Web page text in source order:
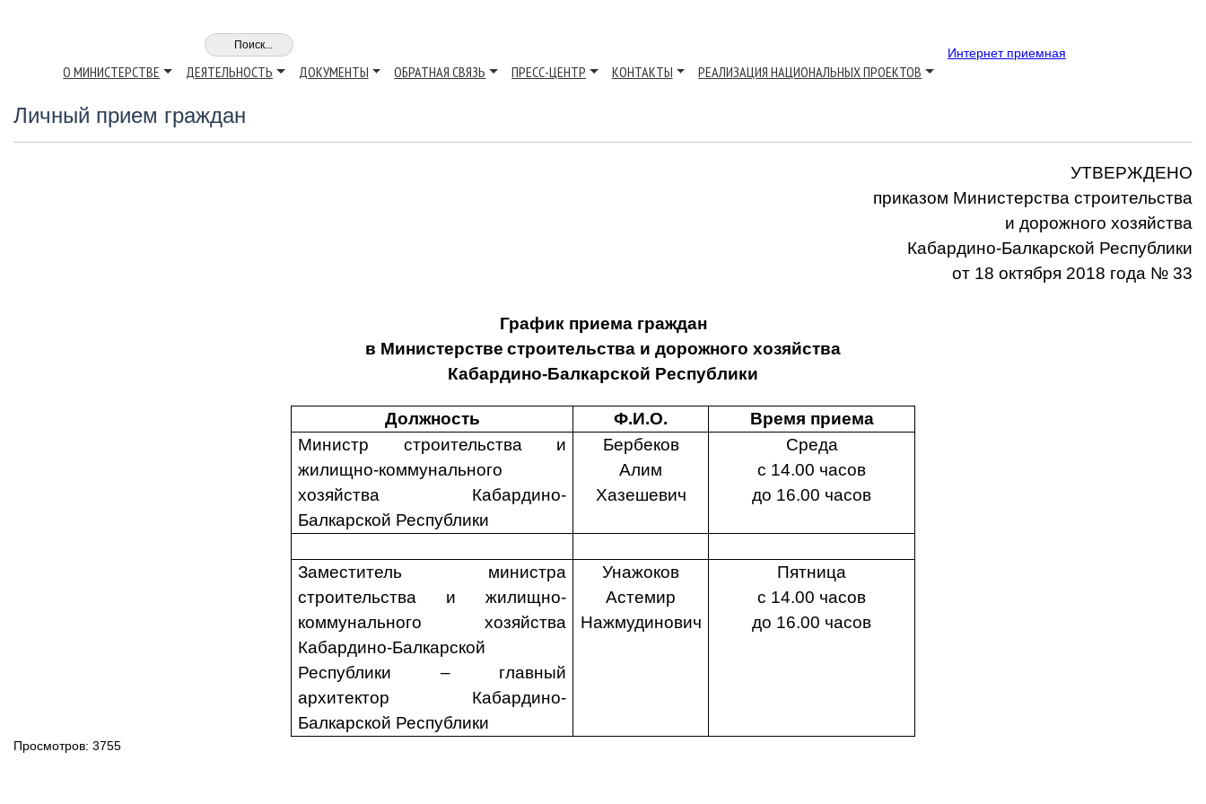
Интернет приемная
О МИНИСТЕРСТВЕ ДЕЯТЕЛЬНОСТЬ ДОКУМЕНТЫ ОБРАТНАЯ СВЯЗЬ ПРЕСС-ЦЕНТР КОНТАКТЫ РЕАЛИЗАЦИЯ НАЦИОНАЛЬНЫХ ПРОЕКТОВ
Личный прием граждан
УТВЕРЖДЕНО
приказом Министерства строительства
и дорожного хозяйства
Кабардино-Балкарской Республики
от 18 октября 2018 года № 33
График приема граждан
в Министерстве строительства и дорожного хозяйства
Кабардино-Балкарской Республики
Должность Ф.И.О.
Время приема
Министр строительства и
жилищно-коммунального
хозяйства Кабардино-
Балкарской Республики
Бербеков
Алим
Хазешевич
Среда
с 14.00 часов
до 16.00 часов
Заместитель министра
строительства и жилищно-
коммунального хозяйства
Кабардино-Балкарской
Республики – главный
архитектор Кабардино-
Балкарской Республики
Унажоков
Астемир
Нажмудинович
Пятница
с 14.00 часов
до 16.00 часов
Просмотров: 3755